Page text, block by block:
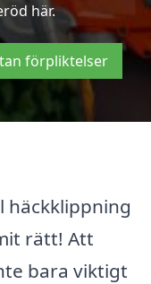
här.
förpliktelser
häckklippning
rätt! Att
bara viktigt